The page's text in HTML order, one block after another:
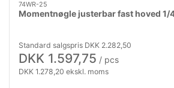
74WR-25
Momentnøgle justerbar fast hoved 1/
Standard salgspris DKK 2.282,50
DKK 1.597,75 / pcs
DKK 1.278,20 ekskl. moms